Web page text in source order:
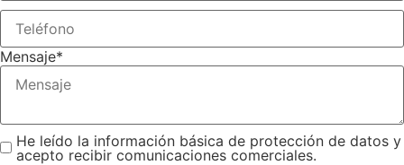
Mensaje*
He leído la información básica de protección de datos y
acepto recibir comunicaciones comerciales.